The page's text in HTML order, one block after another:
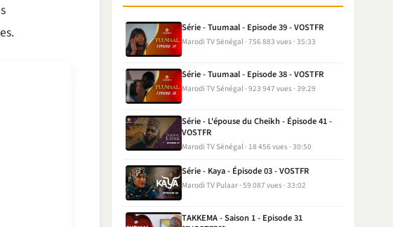
Série - Tuumaal - Episode 39 - VOSTFR
Marodi TV Sénégal 756 883 vues 35:33
Série - Tuumaal - Episode 38 - VOSTFR
Marodi TV Sénégal 923 947 vues 39:29
Série - L'épouse du Cheikh - Épisode 41 -
VOSTFR
Marodi TV Sénégal 18 456 vues 30:50
Série - Kaya - Épisode 03 - VOSTFR
Marodi TV Pulaar 59 087 vues 33:02
TAKKEMA - Saison 1 - Episode 31